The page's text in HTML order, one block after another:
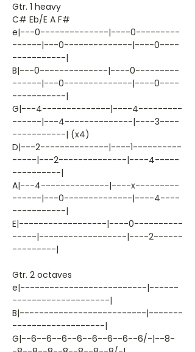
Gtr. 1 heavy
C# Eb/E A F#
e|---0--------------|----0---------
------|---0--------------|----0----
-----------|
B|---0--------------|----0---------
------|---0--------------|----0----
-----------|
G|---4--------------|----4---------
------|---4--------------|----3----
-----------| (x4)
D|---2--------------|----1----------
-----|---2--------------|----4-----
----------|
A|---4--------------|----x---------
------|---0--------------|----4----
-----------|
E|------------------|----0----------
-----|------------------|----2------
---------|
Gtr. 2 octaves
e|--------------------------|------
--------------------|
B|--------------------------|-------
-------------------|
G|--6--6--6--6--6--6--6--6/-|--8-